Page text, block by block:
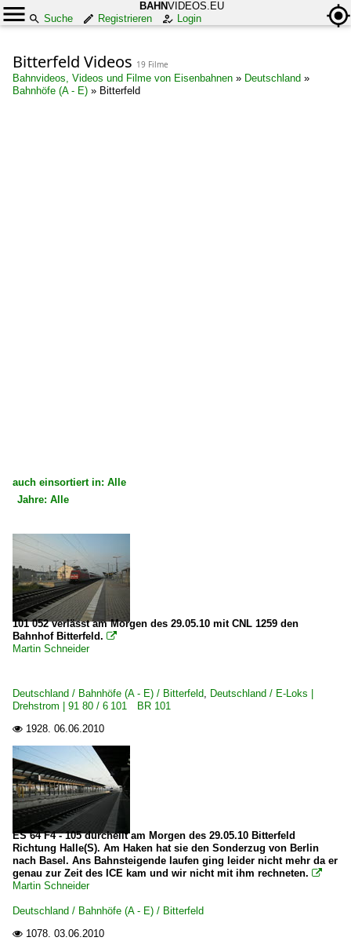
BAHNVIDEOS.EU
Suche
Registrieren Login
Bitterfeld Videos 19 Filme
Bahnvideos, Videos und Filme von Eisenbahnen » Deutschland »
Bahnhöfe (A - E) » Bitterfeld
auch einsortiert in: Alle
Dieselloks | 92 80
1 219 BR 219 DR 119 'U-Boot'
1 232 BR 232 DR 132 · DR 130.1 'Ludmilla'
DB VT 08 · BR 608
6 101 BR 101
6 101 BR 101 Werbeloks
6 152 BR 152 ·ES 64 F·
6 185 BR 185 ·Traxx AC1/2· Private
E-Loks | konventionell
Elektrotriebzüge | 93 8x | ICE - IC
Jahre: Alle
Alle Jahre
2000
2007
2008
2009
101 052 verlässt am Morgen des 29.05.10 mit CNL 1259 den
Bahnhof Bitterfeld. 
Martin Schneider
Deutschland / Bahnhöfe (A - E) / Bitterfeld, Deutschland / E-Loks |
Drehstrom | 91 80 / 6 101 BR 101
 1928. 06.06.2010
ES 64 F4 - 105 durcheilt am Morgen des 29.05.10 Bitterfeld
Richtung Halle(S). Am Haken hat sie den Sonderzug von Berlin
nach Basel. Ans Bahnsteigende laufen ging leider nicht mehr da er
genau zur Zeit des ICE kam und wir nicht mit ihm rechneten. 
Martin Schneider
Deutschland / Bahnhöfe (A - E) / Bitterfeld
 1078. 03.06.2010